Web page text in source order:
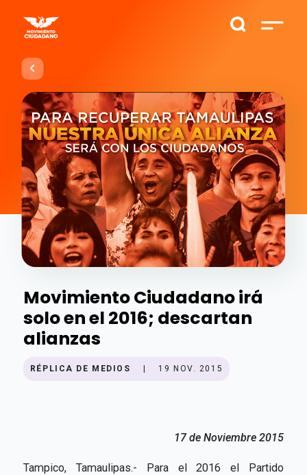
Movimiento Ciudadano irá
solo en el 2016; descartan
alianzas
RÉPLICA DE MEDIOS 19 NOV. 2015
17 de Noviembre 2015
Tampico, Tamaulipas.- Para el 2016 el Partido